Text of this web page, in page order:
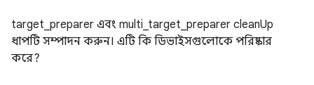
target_preparer এবং multi_target_preparer cleanUp
ধাপটি সম্পাদন করুন। এটি কি ডিভাইসগুলোকে পরিষ্কার
করে?